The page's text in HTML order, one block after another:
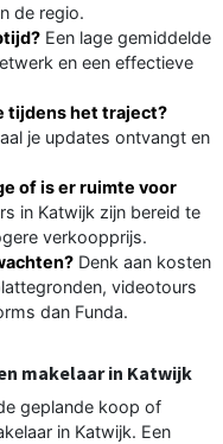
de regio.
Een lage gemiddelde
en een effectieve
tijdens het traject?
je updates ontvangt en
of is er ruimte voor
in Katwijk zijn bereid te
verkoopprijs.
Denk aan kosten
videotours
dan Funda.
makelaar in Katwijk
geplande koop of
in Katwijk. Een